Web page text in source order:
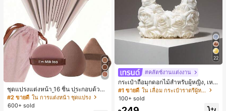
ชุดแปรงแต่งหน้า 16 ชิ้น ประกอบด้วยแ
ปรงแต่งหน้า 13 ชิ้น, ฟองน้ำแต่งหน้ารู
ปหยดน้ำ 1 ชิ้น, แปรงแป้งรองพื้นกลม 1
#2 ขายดี ใน การแต่งหน้า ชุดแปรง
600+ sold
22
#คลัตช์งานแต่งงาน
กระเป๋าถือมุกดอกไม้สำหรับผู้หญิง, เหม
าะสำหรับชุดราตรี, ชุดบอล, เครื่องประ
ดับงานแต่งงาน, กระเป๋าสตางค์สุภาพส
#1 ขายดี
ใน เลื่อม กระเป๋าราตรีผู้หญิง
100+ sold